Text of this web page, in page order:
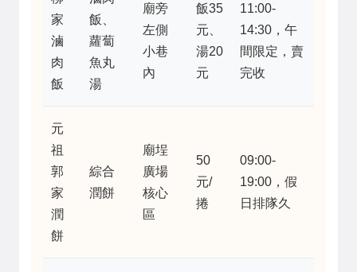
家
滷
肉
飯
飯、
蘿蔔
魚丸
湯
廟旁
左側
小巷
內
飯35
元、
湯20
元
11:00-
14:30，午
間限定，賣
完收
元
祖
郭
家
潤
餅
綜合
潤餅
廟埕
廣場
核心
區
50
元/
捲
09:00-
19:00，假
日排隊久